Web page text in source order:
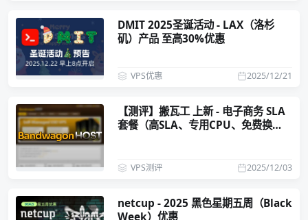
DMIT 2025圣诞活动 - LAX（洛杉
矶）产品 至高30%优惠
2025/12/21
VPS优惠
【测评】搬瓦工 上新 - 电子商务 SLA
套餐（高SLA、专用CPU、免费换
2025/12/03
VPS测评
netcup - 2025 黑色星期五周（Black
Week）优惠